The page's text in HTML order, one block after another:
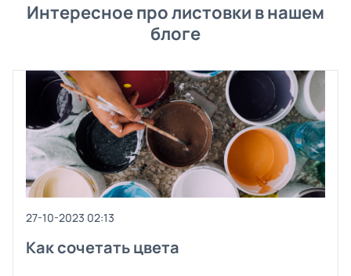
Интересное про листовки в нашем
блоге
27-10-2023 02:13
Как сочетать цвета